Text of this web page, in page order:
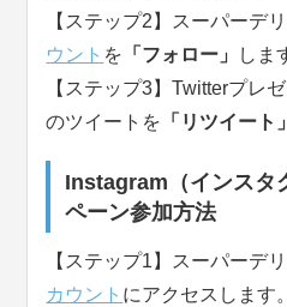
【ステップ2】スーパーデ
ウント を 「フォロー」
しま
【ステップ3】Twitterプレ
のツイートを 「リツイート」
Instagram（インスタ
ペーン参加方法
【ステップ1】スーパーデ
カウント にアクセスします。